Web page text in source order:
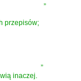
”
przepisów;
”
inaczej.